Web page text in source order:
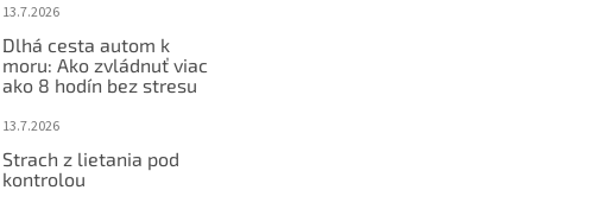
13.7.2026
Dlhá cesta autom k
moru: Ako zvládnuť viac
ako 8 hodín bez stresu
13.7.2026
Strach z lietania pod
kontrolou